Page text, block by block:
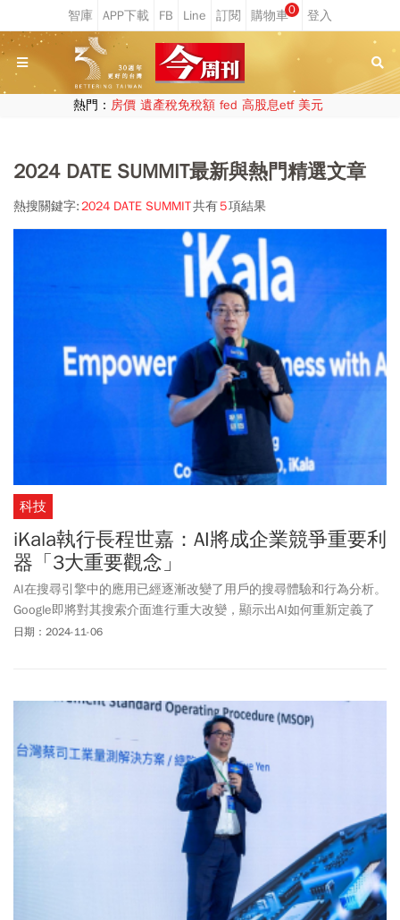
0
熱門： 房價 遺產稅免稅額 fed 高股息etf 美元
2024 DATE SUMMIT最新與熱門精選文章
熱搜關鍵字:2024 DATE SUMMIT共有5項結果
科技
iKala執行長程世嘉：AI將成企業競爭重要利
器「3大重要觀念」
AI在搜尋引擎中的應用已經逐漸改變了用戶的搜尋體驗和行為分析。
Google即將對其搜索介面進行重大改變，顯示出AI如何重新定義了
搜索結果的呈現方式。這種改變不僅提高了搜索的效率，還使得搜
日期：2024-11-06